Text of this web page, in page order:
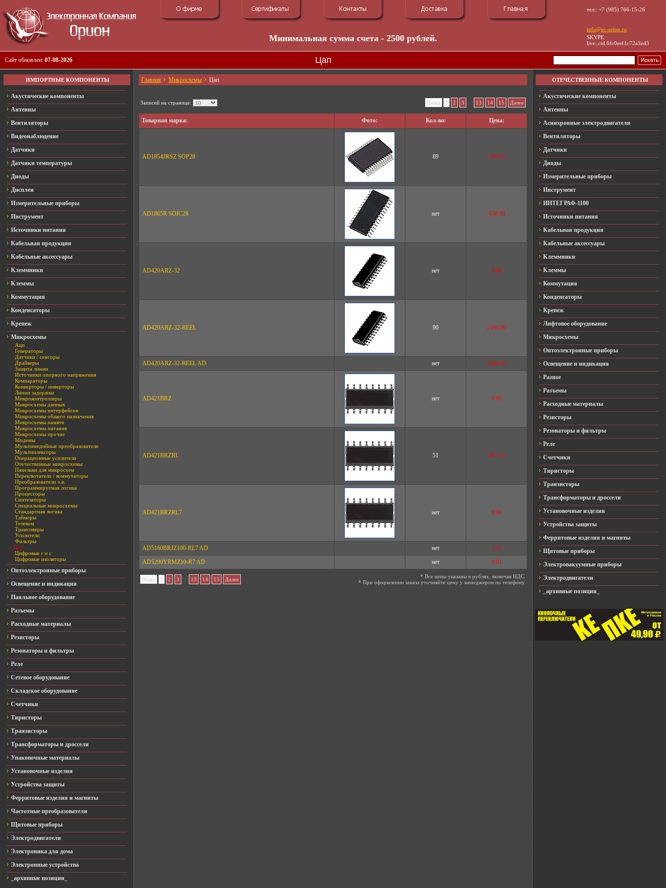
Минимальная сумма счета - 2500 рублей.
тел.: +7 (985) 766-15-26
info@ec-orion.ru
SKYPE:
live:.cid.6fc0eef1c72a3ed3
Сайт обновлен: 07-08-2026 Цап
ИМПОРТНЫЕ КОМПОНЕНТЫ
Акустические компоненты
Антенны
Вентиляторы
Видеонаблюдение
Датчики
Датчики температуры
Диоды
Дисплеи
Измерительные приборы
Инструмент
Источники питания
Кабельная продукция
Кабельные аксессуары
Клеммники
Клеммы
Коммутация
Конденсаторы
Крепеж
Микросхемы
Ацп
Генераторы
Датчики / сенсоры
Драйверы
Защита линии
Источники опорного напряжения
Компараторы
Конверторы / инверторы
Линии задержки
Микроконтроллеры
Микросхемы данных
Микросхемы интерфейсов
Микросхемы общего назначения
Микросхемы памяти
Микросхемы питания
Микросхемы прочие
Модемы
Мультимедийные преобразователи
Мультиплексоры
Операционные усилители
Отечественные микросхемы
Панельки для микросхем
Переключатели / коммутаторы
Преобразователи э.в.
Программируемая логика
Процессоры
Синтезаторы
Специальные микросхемы
Стандартная логика
Таймеры
Телеком
Трансиверы
Усилители
Фильтры
» Цап
Цифровые r и c
Цифровые изоляторы
Оптоэлектронные приборы
Освещение и индикация
Паяльное оборудование
Разъемы
Расходные материалы
Резисторы
Резонаторы и фильтры
Реле
Сетевое оборудование
Складское оборудование
Счетчики
Тиристоры
Транзисторы
Трансформаторы и дроссели
Упаковочные материалы
Установочные изделия
Устройства защиты
Ферритовые изделия и магниты
Частотные преобразователи
Щитовые приборы
Электродвигатели
Электроника для дома
Электронные устройства
_архивные позиции_
Главная Микросхемы Цап
Записей на странице: Назад 1 2 3 ... 13 14 15 Далее
Товарная марка: Фото: Кол-во: Цена:
AD1854JRSZ SOP28 89 180.85
AD1865R SOIC28 нет 858.00
AD420ARZ-32 нет 0.00
AD420ARZ-32-REEL 90 2486.99
AD420ARZ-32-REEL AD нет 2466.62
AD421BRZ нет 0.00
AD421BRZRL 51 892.10
AD421BRZRL7 нет 0.00
AD5160BRJZ100-RL7 AD нет
1.01
AD5290YRMZ10-R7 AD
нет 0.01
Назад 1 2 3 ... 13 14 15 Далее
* Все цены указаны в рублях, включая НДС.
* При оформлении заказа уточняйте цену у менеджеров по телефону.
ОТЕЧЕСТВЕННЫЕ КОМПОНЕНТЫ
Акустические компоненты
Антенны
Асинхронные электродвигатели
Вентиляторы
Датчики
Диоды
Измерительные приборы
Инструмент
ИНТЕГРАФ-1100
Источники питания
Кабельная продукция
Кабельные аксессуары
Клеммники
Клеммы
Коммутация
Конденсаторы
Крепеж
Лифтовое оборудование
Микросхемы
Оптоэлектронные приборы
Освещение и индикация
Разное
Разъемы
Расходные материалы
Резисторы
Резонаторы и фильтры
Реле
Счетчики
Тиристоры
Транзисторы
Трансформаторы и дроссели
Установочные изделия
Устройства защиты
Ферритовые изделия и магниты
Щитовые приборы
Электровакуумные приборы
Электродвигатели
_архивные позиции_